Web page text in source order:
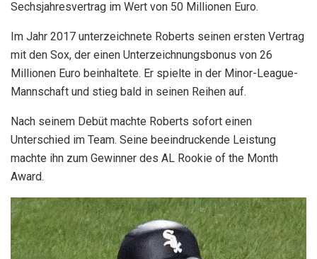
Sechsjahresvertrag im Wert von 50 Millionen Euro.
Im Jahr 2017 unterzeichnete Roberts seinen ersten Vertrag
mit den Sox, der einen Unterzeichnungsbonus von 26
Millionen Euro beinhaltete. Er spielte in der Minor-League-
Mannschaft und stieg bald in seinen Reihen auf.
Nach seinem Debüt machte Roberts sofort einen
Unterschied im Team. Seine beeindruckende Leistung
machte ihn zum Gewinner des AL Rookie of the Month
Award.